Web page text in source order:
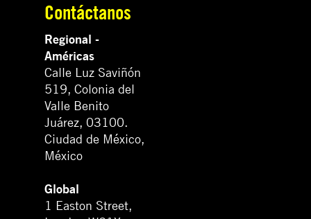
Contáctanos
Regional -
Américas
Calle Luz Saviñón
519, Colonia del
Valle Benito
Juárez, 03100.
Ciudad de México,
México
Global
1 Easton Street,